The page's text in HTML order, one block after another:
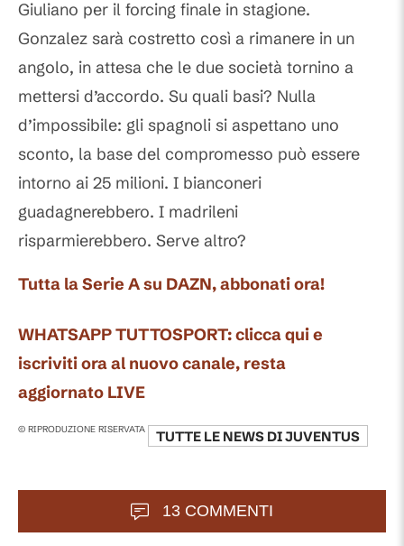
Giuliano per il forcing finale in stagione.
Gonzalez sarà costretto così a rimanere in un
angolo, in attesa che le due società tornino a
mettersi d’accordo. Su quali basi? Nulla
d’impossibile: gli spagnoli si aspettano uno
sconto, la base del compromesso può essere
intorno ai 25 milioni. I bianconeri
guadagnerebbero. I madrileni
risparmierebbero. Serve altro?
Tutta la Serie A su DAZN, abbonati ora!
WHATSAPP TUTTOSPORT: clicca qui e
iscriviti ora al nuovo canale, resta
aggiornato LIVE
© RIPRODUZIONE RISERVATA TUTTE LE NEWS DIJUVENTUS
13 COMMENTI